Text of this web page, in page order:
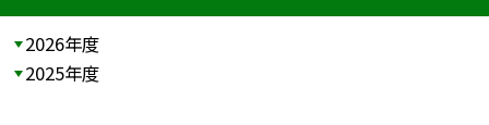
2026年度
2025年度